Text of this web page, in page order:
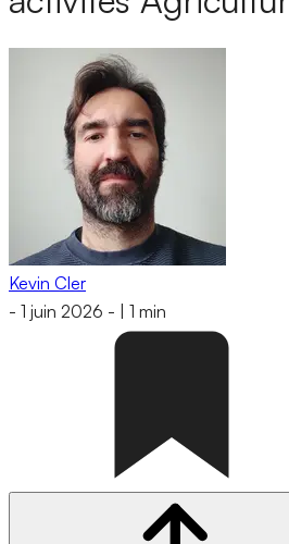
Kevin Cler
- 1 juin 2026 - 1 min